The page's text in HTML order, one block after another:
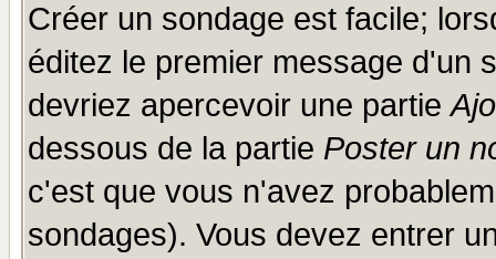
Créer un sondage est facile;
éditez le premier message d'un
devriez apercevoir une partie
dessous de la partie Poster un
c'est que vous n'avez
sondages). Vous devez entrer